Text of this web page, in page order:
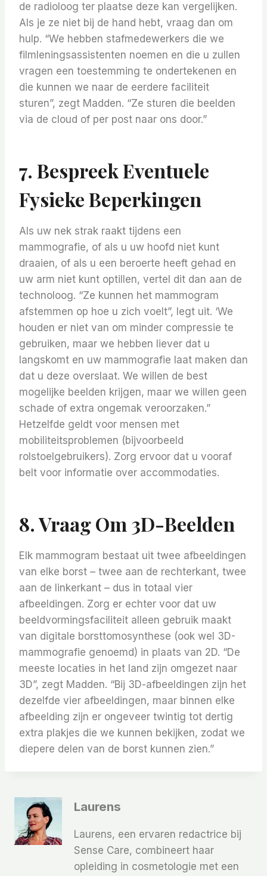
de radioloog ter plaatse deze kan vergelijken.
Als je ze niet bij de hand hebt, vraag dan om
hulp. “We hebben stafmedewerkers die we
filmleningsassistenten noemen en die u zullen
vragen een toestemming te ondertekenen en
die kunnen we naar de eerdere faciliteit
sturen”, zegt Madden. “Ze sturen die beelden
via de cloud of per post naar ons door.”
7. Bespreek Eventuele
Fysieke Beperkingen
Als uw nek strak raakt tijdens een
mammografie, of als u uw hoofd niet kunt
draaien, of als u een beroerte heeft gehad en
uw arm niet kunt optillen, vertel dit dan aan de
technoloog. “Ze kunnen het mammogram
afstemmen op hoe u zich voelt”, legt uit. ‘We
houden er niet van om minder compressie te
gebruiken, maar we hebben liever dat u
langskomt en uw mammografie laat maken dan
dat u deze overslaat. We willen de best
mogelijke beelden krijgen, maar we willen geen
schade of extra ongemak veroorzaken.”
Hetzelfde geldt voor mensen met
mobiliteitsproblemen (bijvoorbeeld
rolstoelgebruikers). Zorg ervoor dat u vooraf
belt voor informatie over accommodaties.
8. Vraag Om 3D-Beelden
Elk mammogram bestaat uit twee afbeeldingen
van elke borst – twee aan de rechterkant, twee
aan de linkerkant – dus in totaal vier
afbeeldingen. Zorg er echter voor dat uw
beeldvormingsfaciliteit alleen gebruik maakt
van digitale borsttomosynthese (ook wel 3D-
mammografie genoemd) in plaats van 2D. “De
meeste locaties in het land zijn omgezet naar
3D”, zegt Madden. “Bij 3D-afbeeldingen zijn het
dezelfde vier afbeeldingen, maar binnen elke
afbeelding zijn er ongeveer twintig tot dertig
extra plakjes die we kunnen bekijken, zodat we
diepere delen van de borst kunnen zien.”
Laurens
Laurens, een ervaren redactrice bij
Sense Care, combineert haar
opleiding in cosmetologie met een